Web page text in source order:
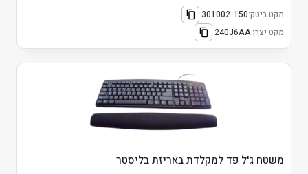
מקט ביטק:301002-150
מקט יצרן:240J6AA
משטח ג'ל פד למקלדת באריזת בליסטר